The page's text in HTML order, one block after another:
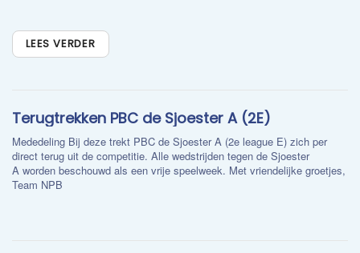
LEES VERDER
Terugtrekken PBC de Sjoester A (2E)
Mededeling Bij deze trekt PBC de Sjoester A (2e league E) zich per
direct terug uit de competitie. Alle wedstrijden tegen de Sjoester
A worden beschouwd als een vrije speelweek. Met vriendelijke groetjes,
Team NPB